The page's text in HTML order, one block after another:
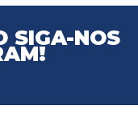
SIGA-NOS